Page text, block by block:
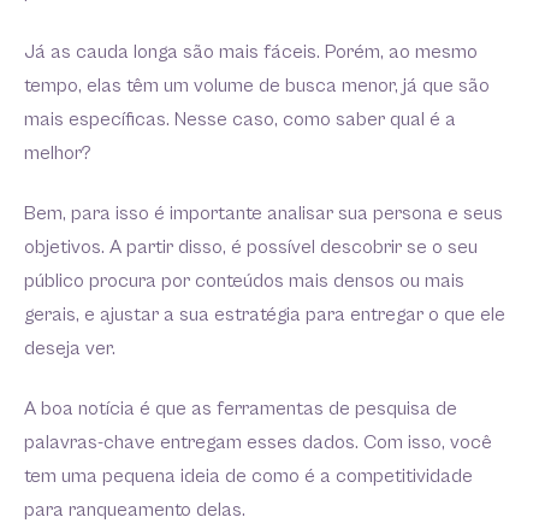
Já as cauda longa são mais fáceis. Porém, ao mesmo
tempo, elas têm um volume de busca menor, já que são
mais específicas. Nesse caso, como saber qual é a
melhor?
Bem, para isso é importante analisar sua persona e seus
objetivos. A partir disso, é possível descobrir se o seu
público procura por conteúdos mais densos ou mais
gerais, e ajustar a sua estratégia para entregar o que ele
deseja ver.
A boa notícia é que as ferramentas de pesquisa de
palavras-chave entregam esses dados. Com isso, você
tem uma pequena ideia de como é a competitividade
para ranqueamento delas.